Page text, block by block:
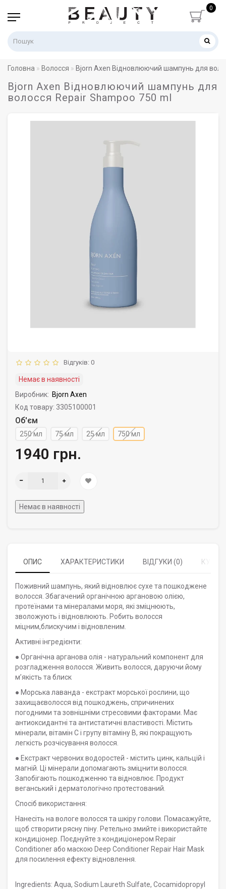
0
Головна Волосся Bjorn Axen Відновлюючий шампунь для
Bjorn Axen Відновлюючий шампунь для
волосся Repair Shampoo 750 ml
Відгуків: 0
Немає в наявності
Виробник: Bjorn Axen
Код товару: 3305100001
Об'єм
250 мл 75 мл 25 мл 750 мл
1940 грн.
Немає в наявності
ОПИС ХАРАКТЕРИСТИКИ ВІДГУКИ (0)
Поживний шампунь, який відновлює сухе та пошкоджене
волосся. Збагачений органічною аргановою олією,
протеїнами та мінералами моря, які зміцнюють,
зволожують і відновлюють. Робить волосся
міцним,блискучим і відновленим.
Активні інгредієнти:
● Органічна арганова олія - натуральний компонент для
розгладження волосся. Живить волосся, даруючи йому
мʼякість та блиск
● Морська лаванда - екстракт морської рослини, що
захищаєволосся від пошкоджень, спричинених
погодними та зовнішніми стресовими факторами. Має
антиоксидантні та антистатичні властивості. Містить
мінерали, вітамін С і групу вітаміну В, які покращують
легкість розчісування волосся.
● Екстракт червоних водоростей - містить цинк, кальцій і
магній. Ці мінерали допомагають зміцнити волосся.
Запобігають пошкодженню та відновлює. Продукт
веганський і дерматологічно протестований.
Спосіб використання:
Нанесіть на вологе волосся та шкіру голови. Помасажуйте,
щоб створити рясну піну. Ретельно змийте і використайте
кондиціонер. Поєднуйте з кондиціонером Repair
Conditioner або маскою Deep Conditioner Repair Hair Mask
для посилення ефекту відновлення.
Ingredients: Aqua, Sodium Laureth Sulfate, Cocamidopropyl